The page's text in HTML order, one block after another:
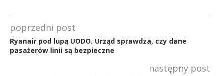
poprzedni post
Ryanair pod lupą UODO. Urząd sprawdza, czy dane
pasażerów linii są bezpieczne
następny post